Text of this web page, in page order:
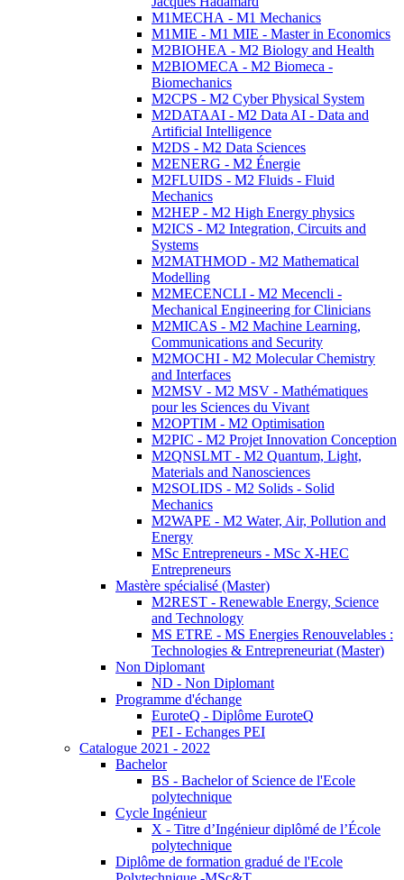
M1MECHA - M1 Mechanics
M1MIE - M1 MIE - Master in Economics
M2BIOHEA - M2 Biology and Health
M2BIOMECA - M2 Biomeca -
Biomechanics
M2CPS - M2 Cyber Physical System
M2DATAAI - M2 Data AI - Data and
Artificial Intelligence
M2DS - M2 Data Sciences
M2ENERG - M2 Énergie
M2FLUIDS - M2 Fluids - Fluid
Mechanics
M2HEP - M2 High Energy physics
M2ICS - M2 Integration, Circuits and
Systems
M2MATHMOD - M2 Mathematical
Modelling
M2MECENCLI - M2 Mecencli -
Mechanical Engineering for Clinicians
M2MICAS - M2 Machine Learning,
Communications and Security
M2MOCHI - M2 Molecular Chemistry
and Interfaces
M2MSV - M2 MSV - Mathématiques
pour les Sciences du Vivant
M2OPTIM - M2 Optimisation
M2PIC - M2 Projet Innovation Conception
M2QNSLMT - M2 Quantum, Light,
Materials and Nanosciences
M2SOLIDS - M2 Solids - Solid
Mechanics
M2WAPE - M2 Water, Air, Pollution and
Energy
MSc Entrepreneurs - MSc X-HEC
Entrepreneurs
Mastère spécialisé (Master)
M2REST - Renewable Energy, Science
and Technology
MS ETRE - MS Energies Renouvelables :
Technologies & Entrepreneuriat (Master)
Non Diplomant
ND - Non Diplomant
Programme d'échange
EuroteQ - Diplôme EuroteQ
PEI - Echanges PEI
Catalogue 2021 - 2022
Bachelor
BS - Bachelor of Science de l'Ecole
polytechnique
Cycle Ingénieur
X - Titre d’Ingénieur diplômé de l’École
polytechnique
Diplôme de formation gradué de l'Ecole